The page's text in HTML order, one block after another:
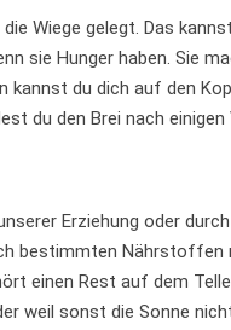
Wiege gelegt. Das
sie Hunger haben. Sie
kannst du dich auf den
du den Brei nach
Erziehung oder
bestimmten Nährstoffen
einen Rest auf dem
weil sonst die Sonne